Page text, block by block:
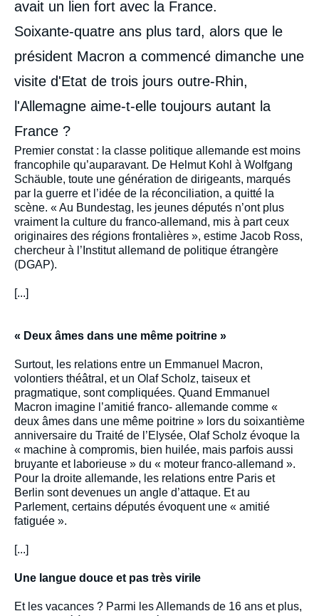
avait un lien fort avec la France.
Soixante-quatre ans plus tard, alors que le
président Macron a commencé dimanche une
visite d'Etat de trois jours outre-Rhin,
l'Allemagne aime-t-elle toujours autant la
France ?
Premier constat : la classe politique allemande est moins
francophile qu’auparavant. De Helmut Kohl à Wolfgang
Schäuble, toute une génération de dirigeants, marqués
par la guerre et l’idée de la réconciliation, a quitté la
scène. « Au Bundestag, les jeunes députés n’ont plus
vraiment la culture du franco-allemand, mis à part ceux
originaires des régions frontalières », estime Jacob Ross,
chercheur à l’Institut allemand de politique étrangère
(DGAP).
[...]
« Deux âmes dans une même poitrine »
Surtout, les relations entre un Emmanuel Macron,
volontiers théâtral, et un Olaf Scholz, taiseux et
pragmatique, sont compliquées. Quand Emmanuel
Macron imagine l’amitié franco- allemande comme «
deux âmes dans une même poitrine » lors du soixantième
anniversaire du Traité de l’Elysée, Olaf Scholz évoque la
« machine à compromis, bien huilée, mais parfois aussi
bruyante et laborieuse » du « moteur franco-allemand ».
Pour la droite allemande, les relations entre Paris et
Berlin sont devenues un angle d’attaque. Et au
Parlement, certains députés évoquent une « amitié
fatiguée ».
[...]
Une langue douce et pas très virile
Et les vacances ? Parmi les Allemands de 16 ans et plus,